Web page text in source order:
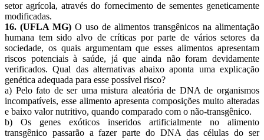
setor agrícola, através do fornecimento de sementes geneticamente
modificadas.
16. (UFLA MG) O uso de alimentos transgênicos na alimentação
humana tem sido alvo de críticas por parte de vários setores da
sociedade, os quais argumentam que esses alimentos apresentam
riscos potenciais à saúde, já que ainda não foram devidamente
verificados. Qual das alternativas abaixo aponta uma explicação
genética adequada para esse possível risco?
a) Pelo fato de ser uma mistura aleatória de DNA de organismos
incompatíveis, esse alimento apresenta composições muito alteradas
e baixo valor nutritivo, quando comparado com o não-transgênico.
b) Os genes exóticos inseridos artificialmente no alimento
transgênico passarão a fazer parte do DNA das células do ser